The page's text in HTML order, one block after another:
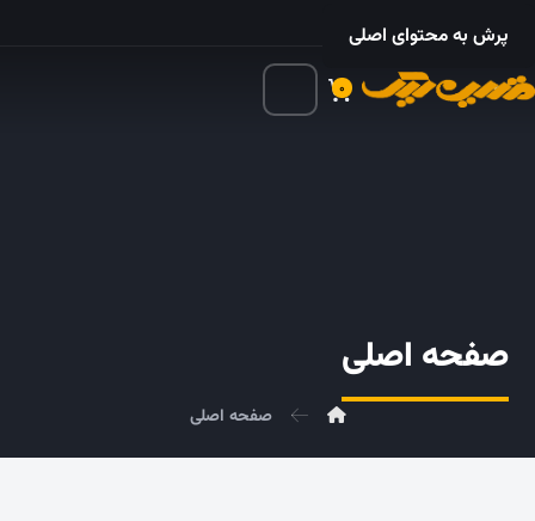
۰۲۱ – ۵۵۲۴ ۵۳۲۵
۰
پرش به محتوای اصلی
صفحه اصلی
صفحه اصلی